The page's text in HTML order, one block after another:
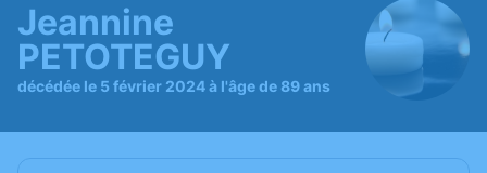
Jeannine
PETOTEGUY
décédée le 5 février 2024 à l'âge de 89 ans